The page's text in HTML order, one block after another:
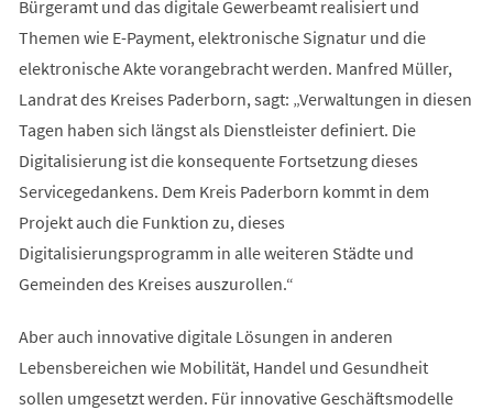
Bürgeramt und das digitale Gewerbeamt realisiert und
Themen wie E-Payment, elektronische Signatur und die
elektronische Akte vorangebracht werden. Manfred Müller,
Landrat des Kreises Paderborn, sagt: „Verwaltungen in diesen
Tagen haben sich längst als Dienstleister definiert. Die
Digitalisierung ist die konsequente Fortsetzung dieses
Servicegedankens. Dem Kreis Paderborn kommt in dem
Projekt auch die Funktion zu, dieses
Digitalisierungsprogramm in alle weiteren Städte und
Gemeinden des Kreises auszurollen.“
Aber auch innovative digitale Lösungen in anderen
Lebensbereichen wie Mobilität, Handel und Gesundheit
sollen umgesetzt werden. Für innovative Geschäftsmodelle